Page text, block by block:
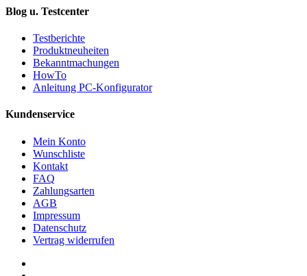
Blog u. Testcenter
Testberichte
Produktneuheiten
Bekanntmachungen
HowTo
Anleitung PC-Konfigurator
Kundenservice
Mein Konto
Wunschliste
Kontakt
FAQ
Zahlungsarten
AGB
Impressum
Datenschutz
Vertrag widerrufen